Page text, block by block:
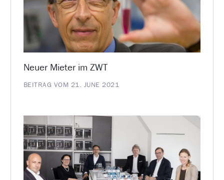
Neuer Mieter im ZWT
BEITRAG VOM 21. JUNE 2021